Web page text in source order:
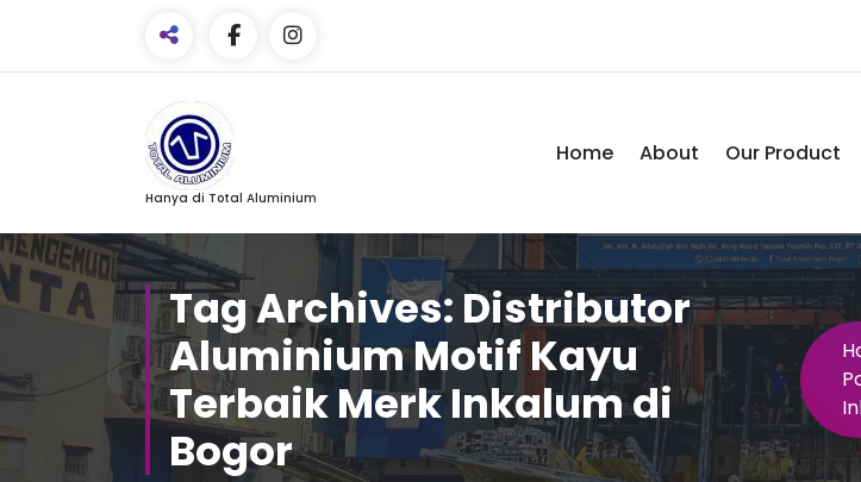
Content
Hanya di Total Aluminium
Home About Our Product
Tag Archives: Distributor
Aluminium Motif Kayu
Terbaik Merk Inkalum di
Bogor
Facebook
Email
WhatsApp
Pinterest
Share